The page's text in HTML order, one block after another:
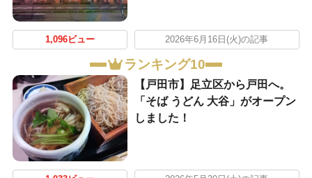
1,096ビュー 2026年6月16日(火)の記事
ランキング10
【戸田市】足立区から戸田へ。
「そば うどん 大谷」がオープン
しました！